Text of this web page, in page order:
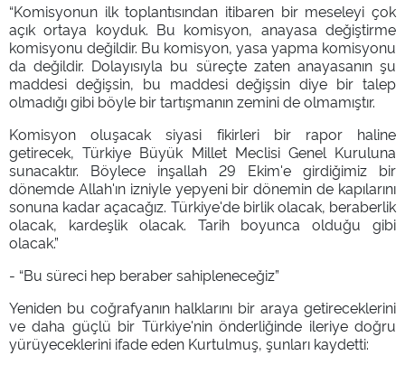
“Komisyonun ilk toplantısından itibaren bir meseleyi çok
açık ortaya koyduk. Bu komisyon, anayasa değiştirme
komisyonu değildir. Bu komisyon, yasa yapma komisyonu
da değildir. Dolayısıyla bu süreçte zaten anayasanın şu
maddesi değişsin, bu maddesi değişsin diye bir talep
olmadığı gibi böyle bir tartışmanın zemini de olmamıştır.
Komisyon oluşacak siyasi fikirleri bir rapor haline
getirecek, Türkiye Büyük Millet Meclisi Genel Kuruluna
sunacaktır. Böylece inşallah 29 Ekim'e girdiğimiz bir
dönemde Allah'ın izniyle yepyeni bir dönemin de kapılarını
sonuna kadar açacağız. Türkiye'de birlik olacak, beraberlik
olacak, kardeşlik olacak. Tarih boyunca olduğu gibi
olacak.”
- “Bu süreci hep beraber sahipleneceğiz”
Yeniden bu coğrafyanın halklarını bir araya getireceklerini
ve daha güçlü bir Türkiye'nin önderliğinde ileriye doğru
yürüyeceklerini ifade eden Kurtulmuş, şunları kaydetti: